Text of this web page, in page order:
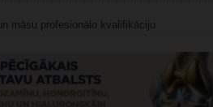
māsu profesionālo kvalifikāciju